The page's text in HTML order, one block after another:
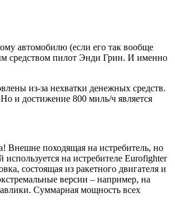
автомобилю (если его так вообще
средством пилот Энди Грин. И именно
из-за нехватки денежных средств.
и достижение 800 миль/ч является
Внешне походящая на истребитель, но
на истребителе Eurofighter
состоящая из ракетного двигателя и
версии – например, на
Суммарная мощность всех